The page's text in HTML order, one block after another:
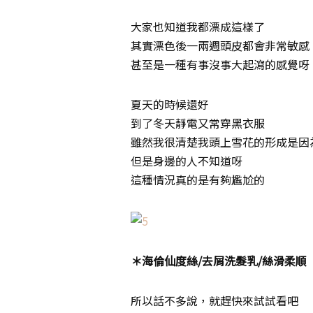
大家也知道我都漂成這樣了
其實漂色後一兩週頭皮都會非常敏感
甚至是一種有事沒事大起瀉的感覺呀
夏天的時候還好
到了冬天靜電又常穿黑衣服
雖然我很清楚我頭上雪花的形成是
但是身邊的人不知道呀
這種情況真的是有夠尷尬的
＊海倫仙度絲/去屑洗髮乳/絲滑柔順
所以話不多說，就趕快來試試看吧